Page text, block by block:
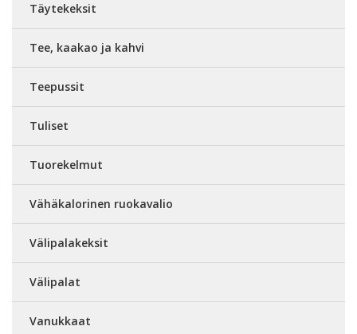
Täytekeksit
Tee, kaakao ja kahvi
Teepussit
Tuliset
Tuorekelmut
Vähäkalorinen ruokavalio
Välipalakeksit
Välipalat
Vanukkaat